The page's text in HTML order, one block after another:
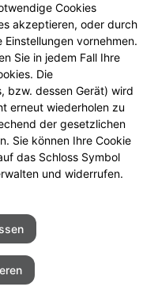
Impressum
Cookies
akzeptieren, oder durch
vornehmen.
Sie in jedem Fall Ihre
Die
bzw. dessen Gerät) wird
erneut wiederholen zu
der gesetzlichen
Sie können Ihre Cookie
das Schloss Symbol
und widerrufen.